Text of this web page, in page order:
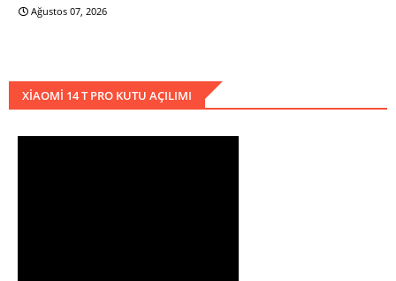
Ağustos 07, 2026
XIAOMI 14 T PRO KUTU AÇILIMI